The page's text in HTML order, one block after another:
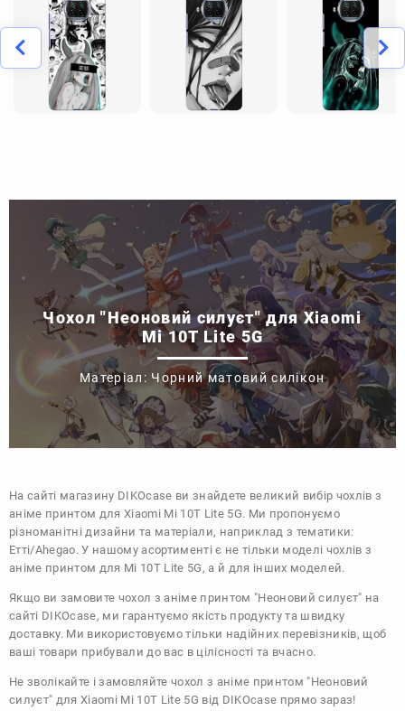
Чохол "Неоновий силуєт" для Xiaomi
Mi 10T Lite 5G
Матеріал: Чорний матовий силікон
На сайті магазину DIKOcase ви знайдете великий вибір чохлів з
аніме принтом для Xiaomi Mi 10T Lite 5G. Ми пропонуємо
різноманітні дизайни та матеріали, наприклад з тематики:
Етті/Ahegao. У нашому асортименті є не тільки моделі чохлів з
аніме принтом для Mi 10T Lite 5G, а й для інших моделей.
Якщо ви замовите чохол з аніме принтом "Неоновий силуєт" на
сайті DIKOcase, ми гарантуємо якість продукту та швидку
доставку. Ми використовуємо тільки надійних перевізників, щоб
ваші товари прибували до вас в цілісності та вчасно.
Не зволікайте і замовляйте чохол з аніме принтом "Неоновий
силуєт" для Xiaomi Mi 10T Lite 5G від DIKOcase прямо зараз!